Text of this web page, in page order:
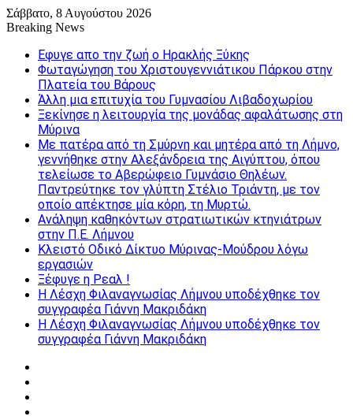
Σάββατο, 8 Αυγούστου 2026
Breaking News
Εφυγε απο την ζωή o Ηρακλής Ξύκης
Φωταγώγηση του Χριστουγεννιάτικου Πάρκου στην
Πλατεία του Βάρους
Άλλη μια επιτυχία του Γυμνασίου Λιβαδοχωρίου
Ξεκίνησε η λειτουργία της μονάδας αφαλάτωσης στη
Μύρινα
Με πατέρα από τη Σμύρνη και μητέρα από τη Λήμνο,
γεννήθηκε στην Αλεξάνδρεια της Αιγύπτου, όπου
τελείωσε το Αβερώφειο Γυμνάσιο Θηλέων.
Παντρεύτηκε τον γλύπτη Στέλιο Τριάντη, με τον
οποίο απέκτησε μία κόρη, τη Μυρτώ.
Ανάληψη καθηκόντων στρατιωτικών κτηνιάτρων
στην Π.Ε. Λήμνου
Κλειστό Οδικό Δίκτυο Μύρινας-Μούδρου λόγω
εργασιών
Ξέφυγε η Ρεαλ !
Η Λέσχη Φιλαναγνωσίας Λήμνου υποδέχθηκε τον
συγγραφέα Γιάννη Μακριδάκη
Η Λέσχη Φιλαναγνωσίας Λήμνου υποδέχθηκε τον
συγγραφέα Γιάννη Μακριδάκη